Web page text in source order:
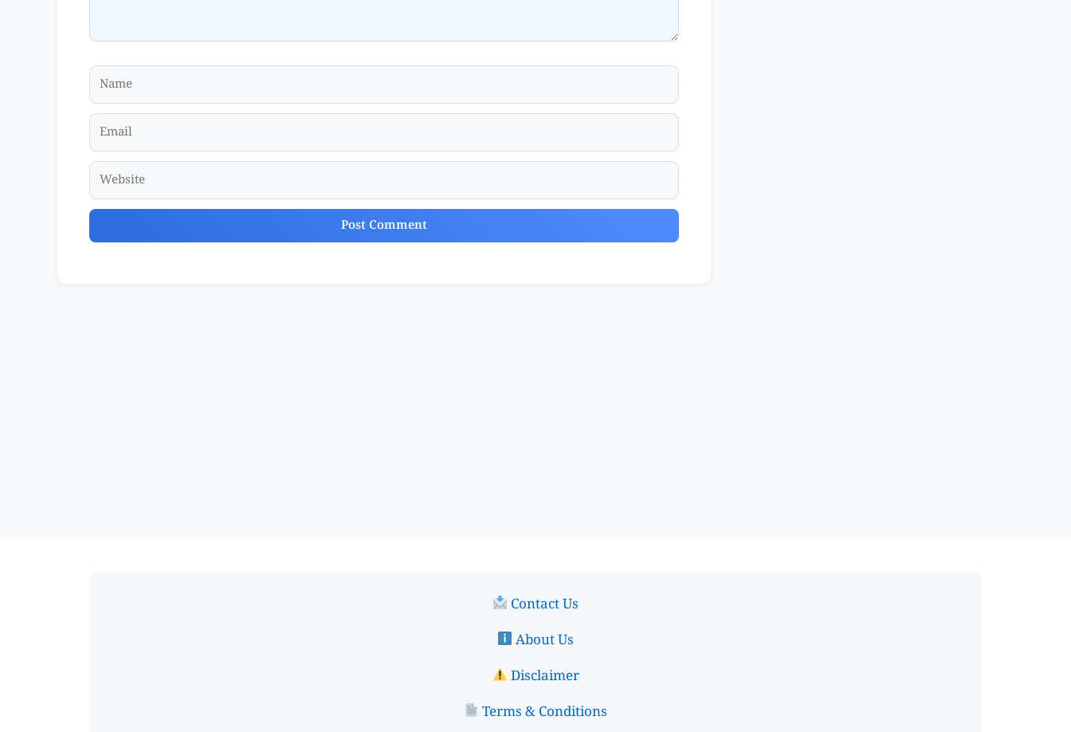
Name
Email
Website
Contact Us
About Us
Disclaimer
Terms & Conditions